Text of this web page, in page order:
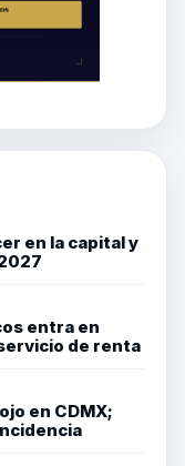
en la capital y
entra en
de renta
en CDMX;